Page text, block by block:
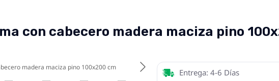
con cabecero madera maciza pino
Entrega: 4-6 Días